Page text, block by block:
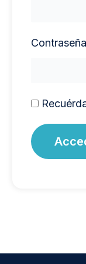
Contraseña